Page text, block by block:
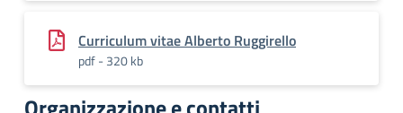
Curriculum vitae Alberto Ruggirello
pdf - 320 kb